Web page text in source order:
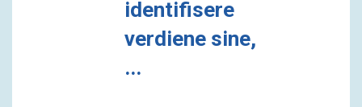
identifisere
verdiene sine,
...